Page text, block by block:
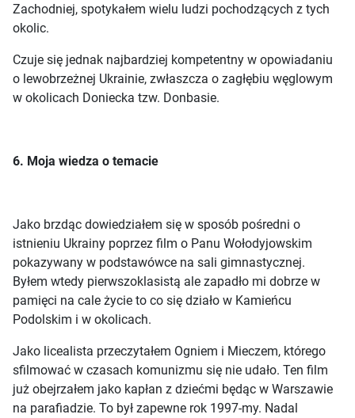
Zachodniej, spotykałem wielu ludzi pochodzących z tych
okolic.
Czuje się jednak najbardziej kompetentny w opowiadaniu
o lewobrzeżnej Ukrainie, zwłaszcza o zagłębiu węglowym
w okolicach Doniecka tzw. Donbasie.
6. Moja wiedza o temacie
Jako brzdąc dowiedziałem się w sposób pośredni o
istnieniu Ukrainy poprzez film o Panu Wołodyjowskim
pokazywany w podstawówce na sali gimnastycznej.
Byłem wtedy pierwszoklasistą ale zapadło mi dobrze w
pamięci na cale życie to co się działo w Kamieńcu
Podolskim i w okolicach.
Jako licealista przeczytałem Ogniem i Mieczem, którego
sfilmować w czasach komunizmu się nie udało. Ten film
już obejrzałem jako kapłan z dziećmi będąc w Warszawie
na parafiadzie. To był zapewne rok 1997-my. Nadal